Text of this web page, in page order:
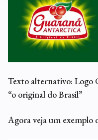
Texto alternativo: Logo
“o original do Brasil”
Agora veja um exemplo